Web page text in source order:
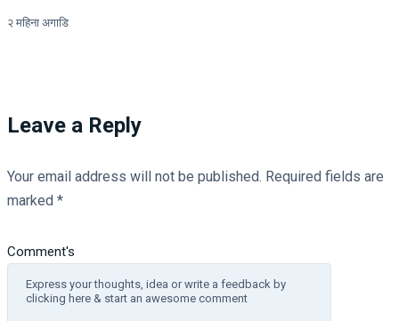
२ महिना अगाडि
Leave a Reply
Your email address will not be published. Required fields are
marked *
Comment's